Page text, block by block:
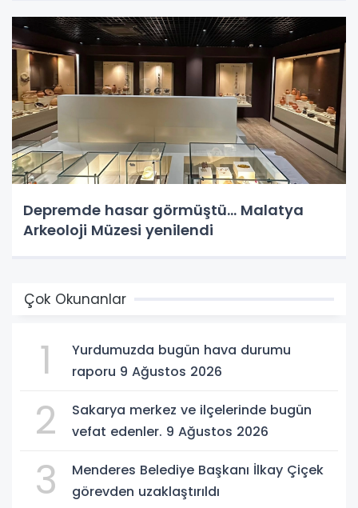
Depremde hasar görmüştü... Malatya
Arkeoloji Müzesi yenilendi
Çok Okunanlar
1
Yurdumuzda bugün hava durumu
raporu 9 Ağustos 2026
2
Sakarya merkez ve ilçelerinde bugün
vefat edenler. 9 Ağustos 2026
3
Menderes Belediye Başkanı İlkay Çiçek
görevden uzaklaştırıldı